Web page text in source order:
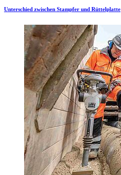
Unterschied zwischen Stampfer und Rüttelplatte